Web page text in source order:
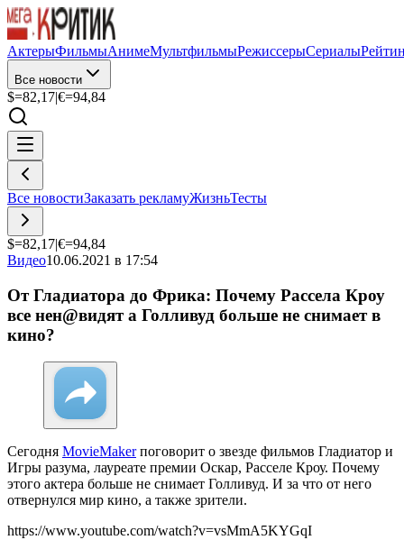
АктерыФильмыАнимеМультфильмыРежиссерыСериалы
Все новости
$=82,17|€=94,84
Все новостиЗаказать рекламуЖизньТесты
$=82,17|€=94,84
Видео10.06.2021 в 17:54
От Гладиатора до Фрика: Почему Рассела Кроу
все нeн@видят а Голливуд больше не снимает в
кино?
Сегодня MovieMakerпоговорит о звезде фильмов Гладиатор и
Игры разума, лауреате премии Оскар, Расселе Кроу. Почему
этого актера больше не снимает Голливуд. И за что от него
отвернулся мир кино, а также зрители.
https://www.youtube.com/watch?v=vsMmA5KYGqI